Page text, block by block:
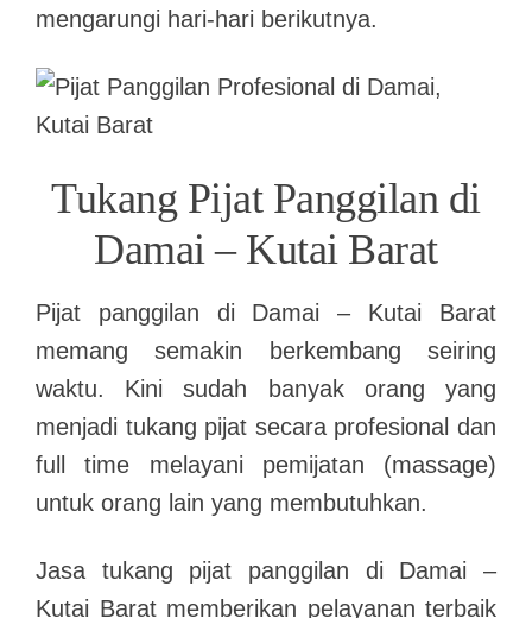
mengarungi hari-hari berikutnya.
Tukang Pijat Panggilan di
Damai – Kutai Barat
Pijat panggilan di Damai – Kutai Barat
memang semakin berkembang seiring
waktu. Kini sudah banyak orang yang
menjadi tukang pijat secara profesional dan
full time melayani pemijatan (massage)
untuk orang lain yang membutuhkan.
Jasa tukang pijat panggilan di Damai –
Kutai Barat memberikan pelayanan terbaik